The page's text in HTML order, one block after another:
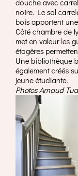
douche avec
noire. Le sol
bois apportent
Côté chambre de
met en valeur les
étagères
Une bibliothèque
également créés
jeune étudiante.
Photos Arnaud